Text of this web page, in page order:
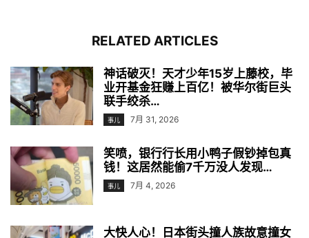
RELATED ARTICLES
神话破灭！天才少年15岁上藤校，毕
业开基金狂赚上百亿！被华尔街巨头
联手绞杀…
事儿 7月 31, 2026
笑喷，银行行长用小鸭子假钞掉包真
钱！这居然能偷7千万没人发现…
事儿 7月 4, 2026
大快人心！日本街头撞人族故意撞女